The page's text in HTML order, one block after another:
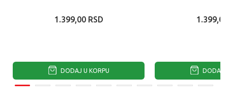
1.399,00 RSD
DODAJ U KORPU
1.399,00
DODAJ